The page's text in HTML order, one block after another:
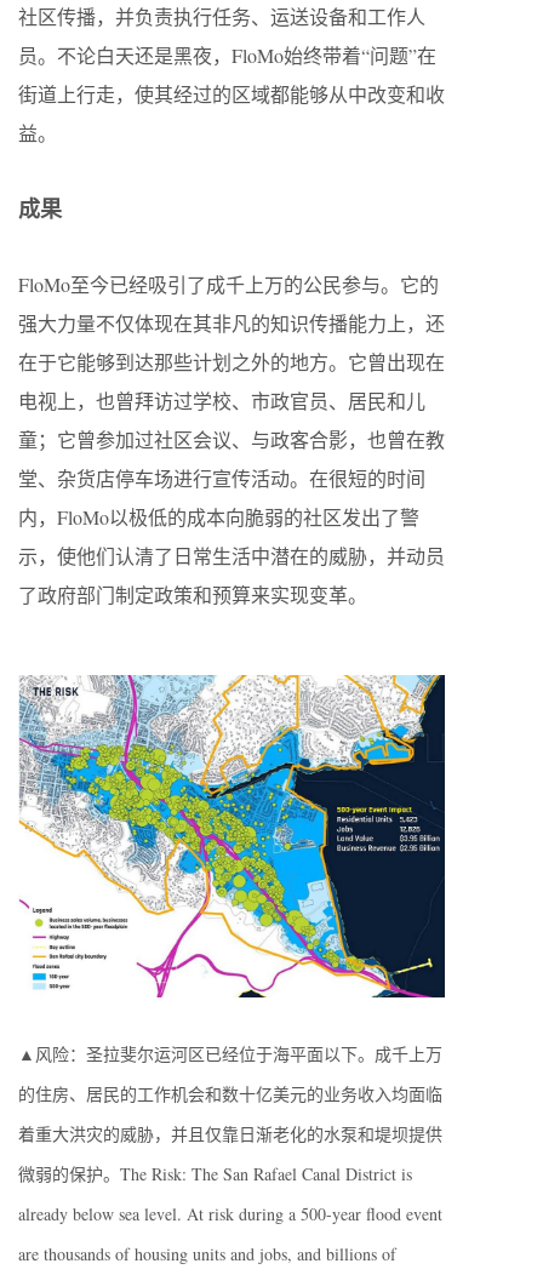
社区传播，并负责执行任务、运送设备和工作人
员。不论白天还是黑夜，FloMo始终带着“问题”在
街道上行走，使其经过的区域都能够从中改变和收
益。
成果
FloMo至今已经吸引了成千上万的公民参与。它的
强大力量不仅体现在其非凡的知识传播能力上，还
在于它能够到达那些计划之外的地方。它曾出现在
电视上，也曾拜访过学校、市政官员、居民和儿
童；它曾参加过社区会议、与政客合影，也曾在教
堂、杂货店停车场进行宣传活动。在很短的时间
内，FloMo以极低的成本向脆弱的社区发出了警
示，使他们认清了日常生活中潜在的威胁，并动员
了政府部门制定政策和预算来实现变革。
▲风险：圣拉斐尔运河区已经位于海平面以下。成千上万
的住房、居民的工作机会和数十亿美元的业务收入均面临
着重大洪灾的威胁，并且仅靠日渐老化的水泵和堤坝提供
微弱的保护。The Risk: The San Rafael Canal District is
already below sea level. At risk during a 500-year flood event
are thousands of housing units and jobs, and billions of